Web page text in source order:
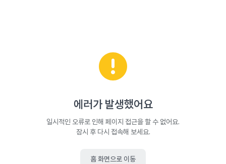
에러가 발생했어요
일시적인 오류로 인해 페이지 접근을 할 수 없어요.
잠시 후 다시 접속해 보세요.
홈 화면으로 이동